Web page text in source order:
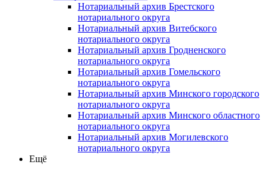
Нотариальный архив Брестского
нотариального округа
Нотариальный архив Витебского
нотариального округа
Нотариальный архив Гродненского
нотариального округа
Нотариальный архив Гомельского
нотариального округа
Нотариальный архив Минского городского
нотариального округа
Нотариальный архив Минского областного
нотариального округа
Нотариальный архив Могилевского
нотариального округа
Ещё